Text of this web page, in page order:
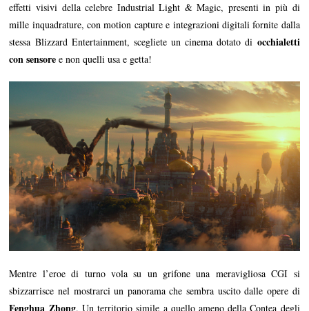
effetti visivi della celebre Industrial Light & Magic, presenti in più di
mille inquadrature, con motion capture e integrazioni digitali fornite dalla
stessa Blizzard Entertainment, scegliete un cinema dotato di occhialetti
con sensore e non quelli usa e getta!
Mentre l’eroe di turno vola su un grifone una meravigliosa CGI si
sbizzarrisce nel mostrarci un panorama che sembra uscito dalle opere di
Fenghua Zhong. Un territorio simile a quello ameno della Contea degli